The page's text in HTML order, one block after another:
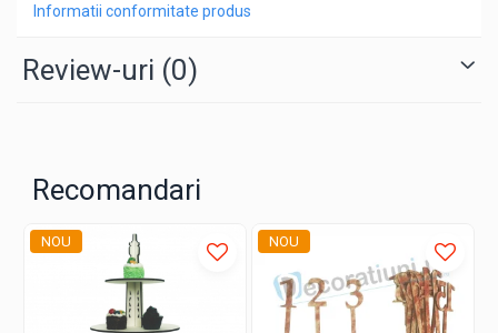
inele din metal, sfoara din canepa, bait ;
Grosime material/lemn folosit: 4mm ;
Produsul din imagini este natur.
Produsul este realizat in atelierul nostru. Placile
lemnoase au o suprafata uniforma si folosim lemn de
Lucrand cu lemn stratificat/masiv, nuanta si textura
data de fiecare bloc de lemn poate fi diferita fata de
cea prezentata in imagini.
Nodurile mai mici de 2.5 cm in diametru nu sunt
considerate defect.
Informatii conformitate produs
Review-uri (0)
Recomandari
NOU NOU